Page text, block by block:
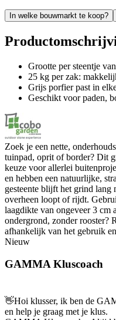
In welke bouwmarkt te koop?
Grootte per steentje
25 kg per zak:
Grijs porfier past in
Geschikt voor paden,
Zoek je een nette,
tuinpad, oprit of border? Dit
keuze voor allerlei
en hebben een natuurlijke,
gesteente blijft het grind lang
overheen loopt of rijdt.
laagdikte van ongeveer 3 cm
ondergrond, zonder rooster?
afhankelijk van het gebruik
Nieuw
GAMMA Kluscoach
👋Hoi klusser, ik ben de
en help je graag met je klus.